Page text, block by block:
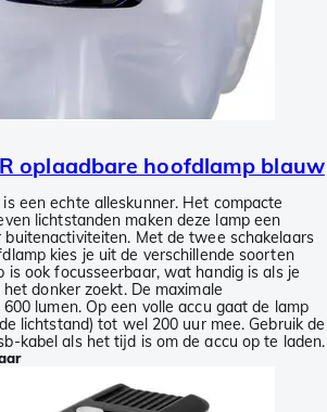
oplaadbare hoofdlamp blauw
is een echte alleskunner. Het compacte
lichtstanden maken deze lamp een
buitenactiviteiten. Met de twee schakelaars
kies je uit de verschillende soorten
is ook focusseerbaar, wat handig is als je
donker zoekt. De maximale
600 lumen. Op een volle accu gaat de lamp
lichtstand) tot wel 200 uur mee. Gebruik de
kabel als het tijd is om de accu op te laden.